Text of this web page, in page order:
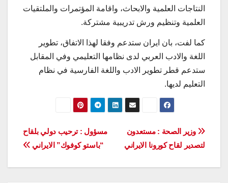
النتاجات العلمية والابحاث، واقامة المؤتمرات والملتقيات
العلمية وتنظيم ورش تدريبية مشتركة.
كما لفت، بان ايران ستدعم وفقا لهذا الاتفاق، تطوير
اللغة والادب العربي لدى نظامها التعليمي وفي المقابل
ستدعم قطر تطوير الادب واللغة الفارسية في نظام
التعليم لديها.
تصفّح
المقالات
مسؤول : ترحيب دولي بلقاح
“باستو كوفوك” الايراني
وزير الصحة : مستعدون
لتصدير لقاح كورونا الايراني